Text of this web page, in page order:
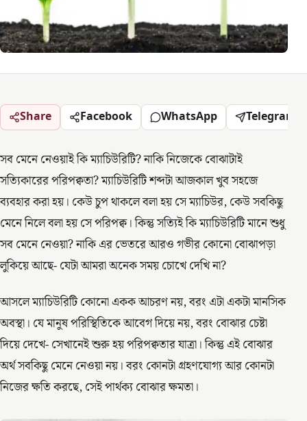
Share Facebook WhatsApp Telegram
সব মেনে নেওয়াই কি ম্যাচিউরিটি? নাকি নিজেকে বোঝাটাই
সত্যিকারের পরিপক্বতা? ম্যাচিউরিটি শব্দটা আজকাল খুব সহজে
ব্যবহার করা হয়। কেউ চুপ থাকলে বলা হয় সে ম্যাচিউর, কেউ সবকিছু
মেনে নিলে বলা হয় সে পরিপক্ব। কিন্তু সত্যিই কি ম্যাচিউরিটি মানে শুধু
সব মেনে নেওয়া? নাকি এর ভেতরে আরও গভীর কোনো বোঝাপড়া
লুকিয়ে আছে- যেটা আমরা অনেক সময় চোখে দেখি না?
আসলে ম্যাচিউরিটি কোনো একক আচরণ নয়, বরং এটা একটা মানসিক
অবস্থা। যে মানুষ পরিস্থিতিকে আবেগ দিয়ে নয়, বরং বোঝার চেষ্টা
দিয়ে দেখে- সেখানেই শুরু হয় পরিপক্বতার যাত্রা। কিন্তু এই বোঝার
অর্থ সবকিছু মেনে নেওয়া নয়। বরং কোনটা গ্রহণযোগ্য আর কোনটা
নিজের ক্ষতি করছে, সেই পার্থক্য বোঝার ক্ষমতা।